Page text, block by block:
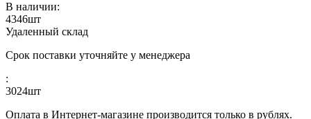
В наличии:
4346шт
Удаленный склад
Срок поставки уточняйте у менеджера
:
3024шт
Оплата в Интернет-магазине производится только в рублях.